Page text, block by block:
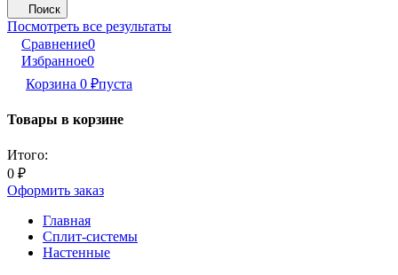
Поиск
Посмотреть все результаты
Сравнение0
Избранное0
Корзина 0 ₽пуста
Товары в корзине
Итого:
0 ₽
Оформить заказ
Главная
Сплит-системы
Настенные